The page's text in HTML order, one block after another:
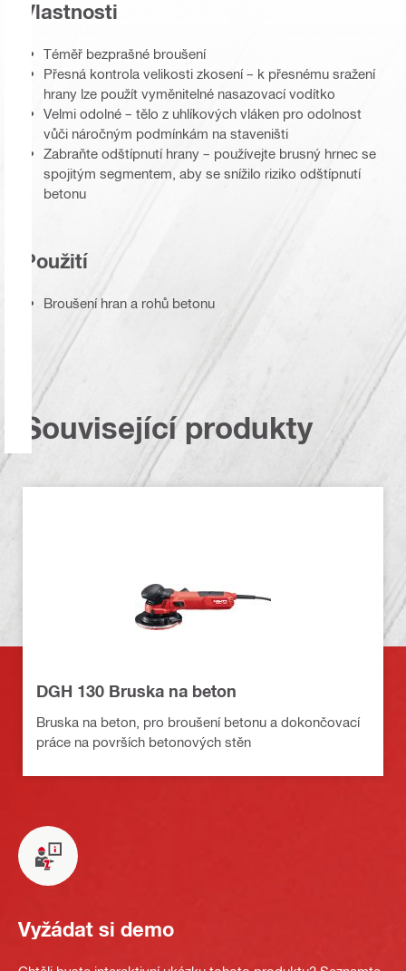
Vlastnosti
Téměř bezprašné broušení
Přesná kontrola velikosti zkosení – k přesnému sražení
hrany lze použít vyměnitelné nasazovací vodítko
Velmi odolné – tělo z uhlíkových vláken pro odolnost
vůči náročným podmínkám na staveništi
Zabraňte odštípnutí hrany – používejte brusný hrnec se
spojitým segmentem, aby se snížilo riziko odštípnutí
betonu
Použití
Broušení hran a rohů betonu
Související produkty
DGH 130 Bruska na beton
Bruska na beton, pro broušení betonu a dokončovací
práce na površích betonových stěn
Vyžádat si demo